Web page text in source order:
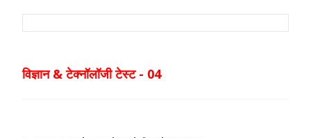
विज्ञान & टेक्नॉलॉजी टेस्ट - 04